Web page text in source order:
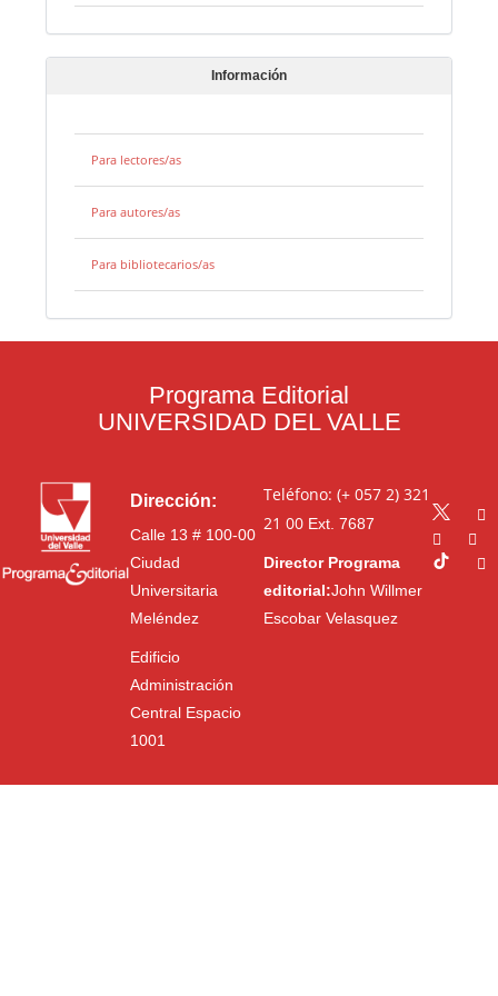
Información
Para lectores/as
Para autores/as
Para bibliotecarios/as
Programa Editorial
UNIVERSIDAD DEL VALLE
Dirección:
Calle 13 # 100-00
Ciudad
Universitaria
Meléndez
Edificio
Administración
Central Espacio
1001
Teléfono: (+ 057 2) 321
21 00Ext. 7687
Director Programa
editorial:John Willmer
Escobar Velasquez